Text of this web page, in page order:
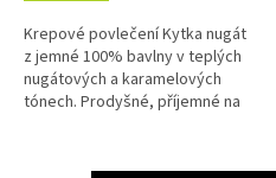
Krepové povlečení Kytka nugát
z jemné 100% bavlny v teplých
nugátových a karamelových
tónech. Prodyšné, příjemné na